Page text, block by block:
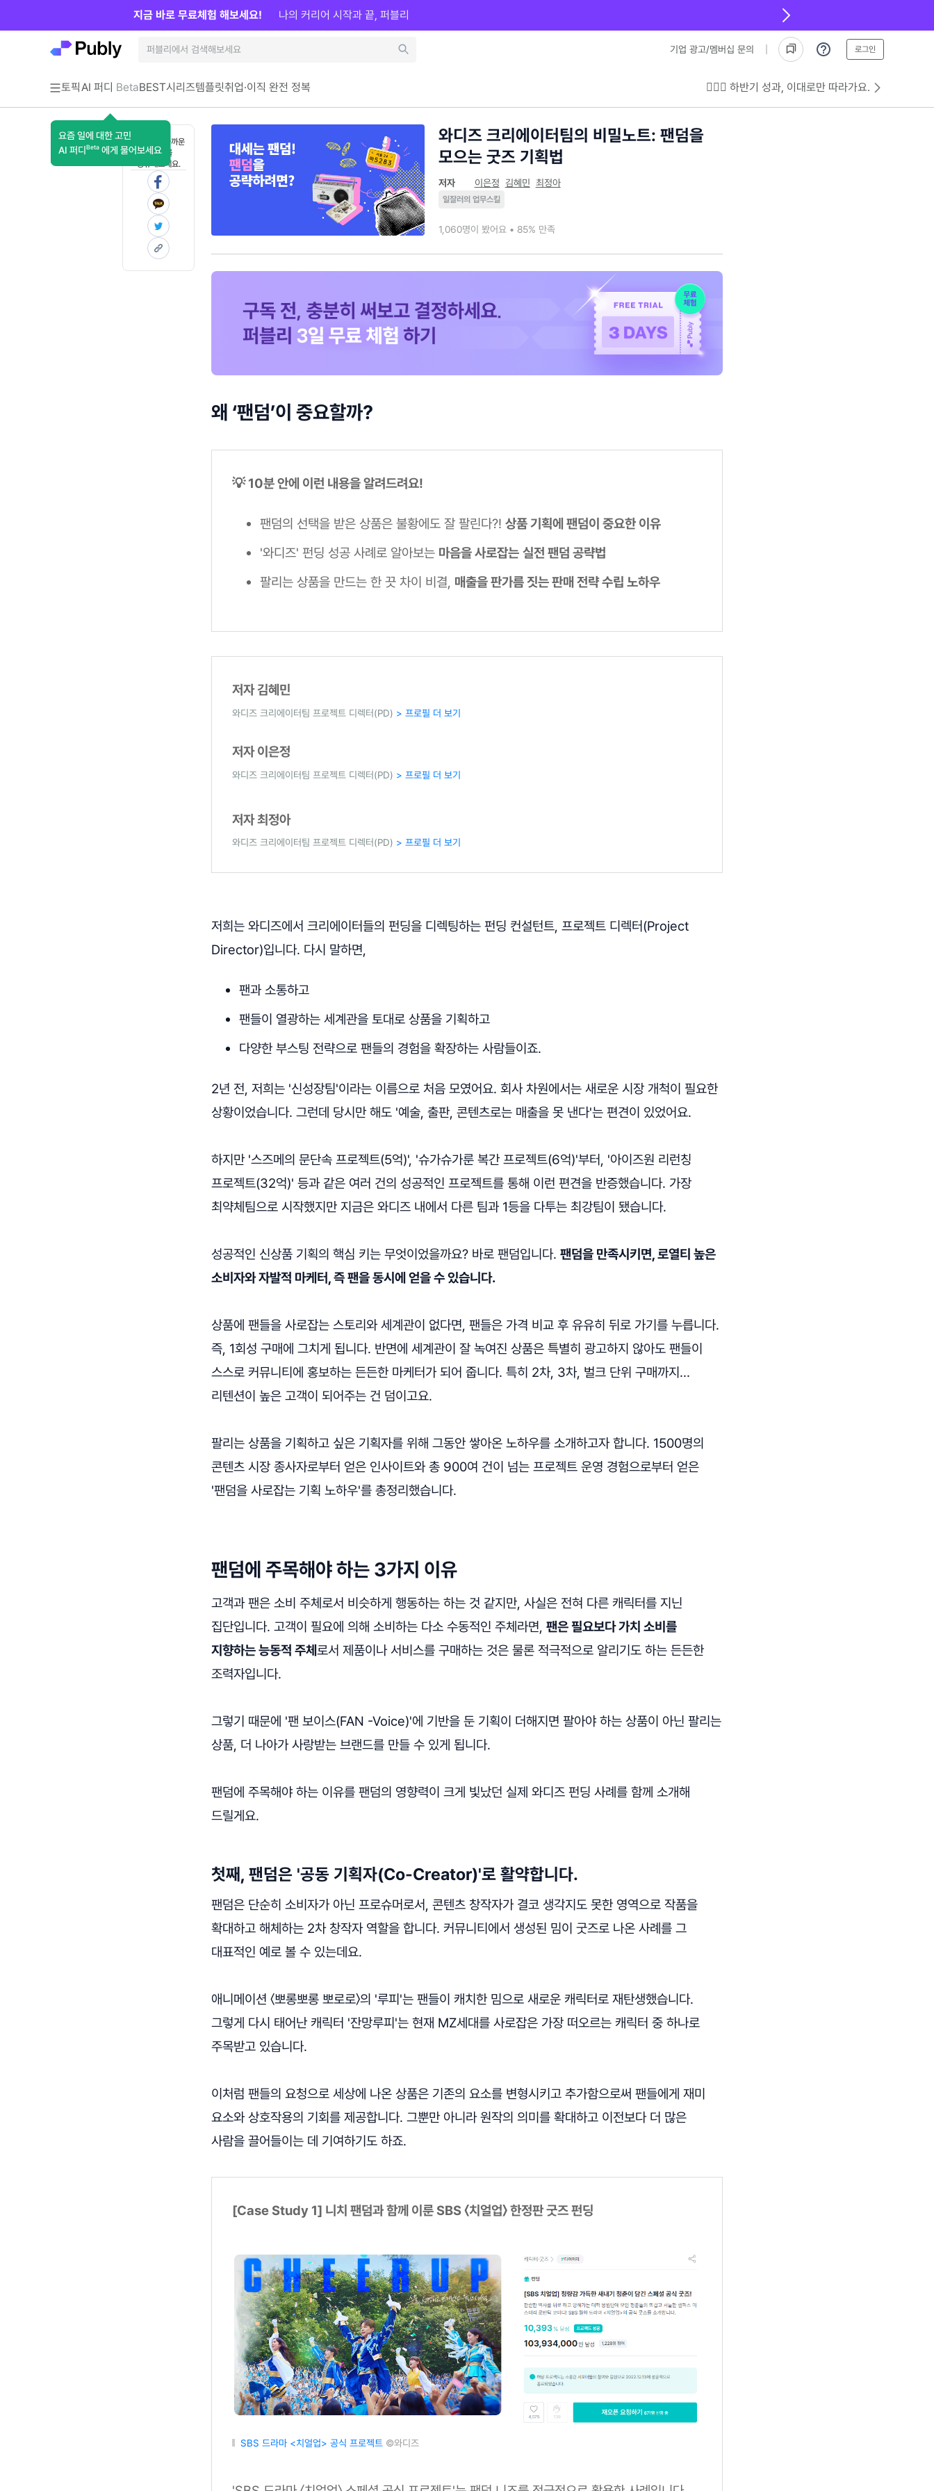
기업 광고/멤버십 문의 로그인
토픽AI 퍼디 Beta
요즘 일에 대한 고민
AI 퍼디 Beta 에게 물어보세요
BEST시리즈템플릿취업·이직 완전 정복 💁🏻‍♂️ 하반기 성과, 이대로만 따라가요.
지금 바로 무료체험 해보세요! 나의 커리어 시작과 끝, 퍼블리
혼자 보기 아까운
콘텐츠를
공유해보세요.
와디즈 크리에이터팀의 비밀노트: 팬덤을
모으는 굿즈 기획법
저자 이은정 김혜민 최정아
일잘러의 업무스킬
1,060명이 봤어요 • 85% 만족
왜 ‘팬덤’이 중요할까?
💡 10분 안에 이런 내용을 알려드려요!
팬덤의 선택을 받은 상품은 불황에도 잘 팔린다?! 상품 기획에 팬덤이 중요한 이유
'와디즈' 펀딩 성공 사례로 알아보는 마음을 사로잡는 실전 팬덤 공략법
팔리는 상품을 만드는 한 끗 차이 비결, 매출을 판가름 짓는 판매 전략 수립 노하우
저자 김혜민
와디즈 크리에이터팀 프로젝트 디렉터(PD) > 프로필 더 보기
저자 이은정
와디즈 크리에이터팀 프로젝트 디렉터(PD) > 프로필 더 보기
저자 최정아
와디즈 크리에이터팀 프로젝트 디렉터(PD) > 프로필 더 보기
저희는 와디즈에서 크리에이터들의 펀딩을 디렉팅하는 펀딩 컨설턴트, 프로젝트 디렉터(Project
Director)입니다. 다시 말하면,
팬과 소통하고
팬들이 열광하는 세계관을 토대로 상품을 기획하고
다양한 부스팅 전략으로 팬들의 경험을 확장하는 사람들이죠.
2년 전, 저희는 '신성장팀'이라는 이름으로 처음 모였어요. 회사 차원에서는 새로운 시장 개척이 필요한
상황이었습니다. 그런데 당시만 해도 '예술, 출판, 콘텐츠로는 매출을 못 낸다'는 편견이 있었어요.
하지만 '스즈메의 문단속 프로젝트(5억)', '슈가슈가룬 복간 프로젝트(6억)'부터, '아이즈원 리런칭
프로젝트(32억)' 등과 같은 여러 건의 성공적인 프로젝트를 통해 이런 편견을 반증했습니다. 가장
최약체팀으로 시작했지만 지금은 와디즈 내에서 다른 팀과 1등을 다투는 최강팀이 됐습니다.
성공적인 신상품 기획의 핵심 키는 무엇이었을까요? 바로 팬덤입니다. 팬덤을 만족시키면, 로열티 높은
소비자와 자발적 마케터, 즉 팬을 동시에 얻을 수 있습니다.
상품에 팬들을 사로잡는 스토리와 세계관이 없다면, 팬들은 가격 비교 후 유유히 뒤로 가기를 누릅니다.
즉, 1회성 구매에 그치게 됩니다. 반면에 세계관이 잘 녹여진 상품은 특별히 광고하지 않아도 팬들이
스스로 커뮤니티에 홍보하는 든든한 마케터가 되어 줍니다. 특히 2차, 3차, 벌크 단위 구매까지…
리텐션이 높은 고객이 되어주는 건 덤이고요.
팔리는 상품을 기획하고 싶은 기획자를 위해 그동안 쌓아온 노하우를 소개하고자 합니다. 1500명의
콘텐츠 시장 종사자로부터 얻은 인사이트와 총 900여 건이 넘는 프로젝트 운영 경험으로부터 얻은
'팬덤을 사로잡는 기획 노하우'를 총정리했습니다.
팬덤에 주목해야 하는 3가지 이유
고객과 팬은 소비 주체로서 비슷하게 행동하는 하는 것 같지만, 사실은 전혀 다른 캐릭터를 지닌
집단입니다. 고객이 필요에 의해 소비하는 다소 수동적인 주체라면, 팬은 필요보다 가치 소비를
지향하는 능동적 주체 로서 제품이나 서비스를 구매하는 것은 물론 적극적으로 알리기도 하는 든든한
조력자입니다.
그렇기 때문에 '팬 보이스(FAN -Voice)'에 기반을 둔 기획이 더해지면 팔아야 하는 상품이 아닌 팔리는
상품, 더 나아가 사랑받는 브랜드를 만들 수 있게 됩니다.
팬덤에 주목해야 하는 이유를 팬덤의 영향력이 크게 빛났던 실제 와디즈 펀딩 사례를 함께 소개해
드릴게요.
첫째, 팬덤은 '공동 기획자(Co-Creator)'로 활약합니다.
팬덤은 단순히 소비자가 아닌 프로슈머로서, 콘텐츠 창작자가 결코 생각지도 못한 영역으로 작품을
확대하고 해체하는 2차 창작자 역할을 합니다. 커뮤니티에서 생성된 밈이 굿즈로 나온 사례를 그
대표적인 예로 볼 수 있는데요.
애니메이션 〈뽀롱뽀롱 뽀로로〉의 '루피'는 팬들이 캐치한 밈으로 새로운 캐릭터로 재탄생했습니다.
그렇게 다시 태어난 캐릭터 '잔망루피'는 현재 MZ세대를 사로잡은 가장 떠오르는 캐릭터 중 하나로
주목받고 있습니다.
이처럼 팬들의 요청으로 세상에 나온 상품은 기존의 요소를 변형시키고 추가함으로써 팬들에게 재미
요소와 상호작용의 기회를 제공합니다. 그뿐만 아니라 원작의 의미를 확대하고 이전보다 더 많은
사람을 끌어들이는 데 기여하기도 하죠.
[Case Study 1] 니치 팬덤과 함께 이룬 SBS 〈치얼업〉 한정판 굿즈 펀딩
SBS 드라마 <치얼업> 공식 프로젝트 ©와디즈